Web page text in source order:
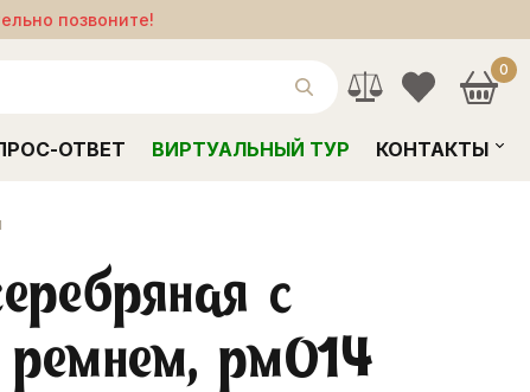
позвоните!
0
ОТВЕТ ВИРТУАЛЬНЫЙ ТУР КОНТАКТЫ
с
рм014